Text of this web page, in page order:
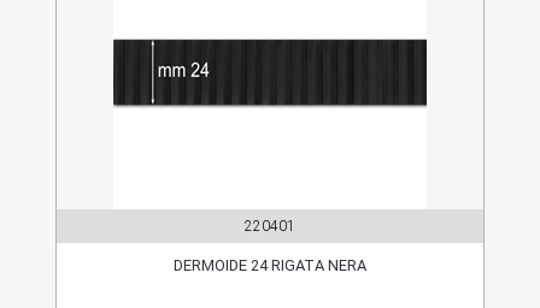
220401
DERMOIDE 24 RIGATA NERA